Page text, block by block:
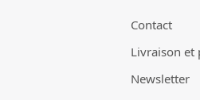
Contact
Livraison et
Newsletter